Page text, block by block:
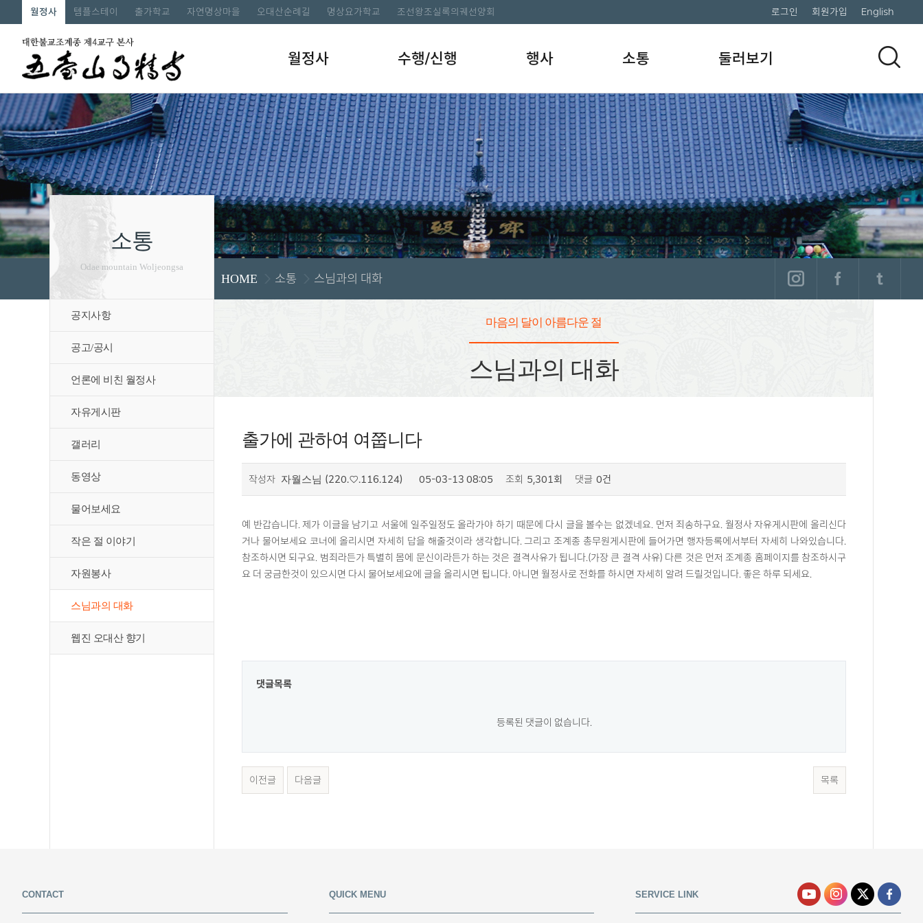
월정사 템플스테이 출가학교 자연명상마을 오대산순례길 명상요가학교 조선왕조실록의궤선양회 로그인 회원가입 English
월정사 수행/신행 행사 소통 둘러보기
소통
Odae mountain Woljeongsa
공지사항
공고/공시
언론에 비친 월정사
자유게시판
갤러리
동영상
물어보세요
작은 절 이야기
자원봉사
스님과의 대화
웹진 오대산 향기
HOME 소통 스님과의 대화
마음의 달이 아름다운 절
스님과의 대화
출가에 관하여 여쭙니다
작성자 자월스님 (220.♡.116.124) 05-03-13 08:05 조회 5,301회 댓글 0건
예 반갑습니다. 제가 이글을 남기고 서울에 일주일정도 올라가야 하기 때문에 다시 글을 볼수는 없겠네요. 먼저 죄송하구요. 월정사 자유게시판에 올리신다
거나 물어보세요 코너에 올리시면 자세히 답을 해줄것이라 생각합니다. 그리고 조계종 총무원게시판에 들어가면 행자등록에서부터 자세히 나와있습니다.
참조하시면 되구요. 범죄라든가 특별히 몸에 문신이라든가 하는 것은 결격사유가 됩니다.(가장 큰 결격 사유) 다른 것은 먼저 조계종 홈페이지를 참조하시구
요 더 궁금한것이 있으시면 다시 물어보세요에 글을 올리시면 됩니다. 아니면 월정사로 전화를 하시면 자세히 알려 드릴것입니다. 좋은 하루 되세요.
댓글목록
등록된 댓글이 없습니다.
이전글 다음글 목록
CONTACT QUICK MENU SERVICE LINK